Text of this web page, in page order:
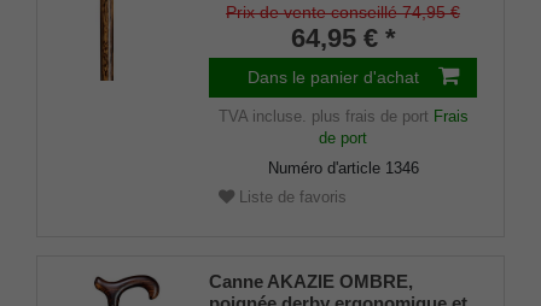
une canne en chêne véritable
avec bande décorative en
laiton, y compris butoir fin en
caoutchouc.
Prix de vente conseillé 74,95 €
64,95 € *
Dans le panier d'achat
TVA incluse. plus frais de port Frais
de port
Numéro d'article 1346
Liste de favoris
Canne AKAZIE OMBRE,